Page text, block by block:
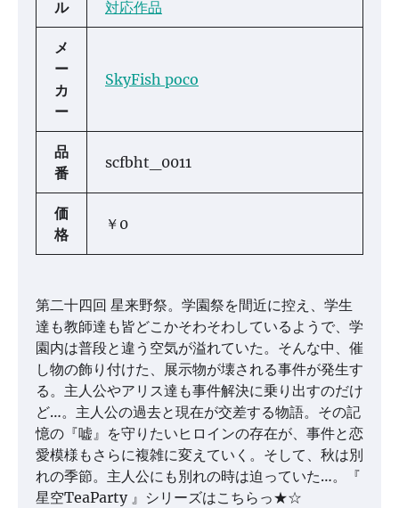
ル
対応作品
メ
ー
カ
ー
SkyFish poco
品
番
scfbht_0011
価
格
￥0
第二十四回 星来野祭。学園祭を間近に控え、学生
達も教師達も皆どこかそわそわしているようで、学
園内は普段と違う空気が溢れていた。そんな中、催
し物の飾り付けた、展示物が壊される事件が発生す
る。主人公やアリス達も事件解決に乗り出すのだけ
ど…。主人公の過去と現在が交差する物語。その記
憶の『嘘』を守りたいヒロインの存在が、事件と恋
愛模様もさらに複雑に変えていく。そして、秋は別
れの季節。主人公にも別れの時は迫っていた…。『
星空TeaParty 』シリーズはこちらっ★☆